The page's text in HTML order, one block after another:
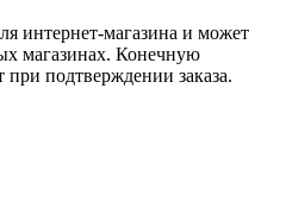
интернет-магазина и может
магазинах. Конечную
подтверждении заказа.